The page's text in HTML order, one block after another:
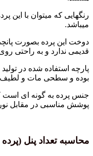
میتوان با این پرده سِت
بصورت پانچی بوده و
و به راحتی روی چوب
شده در تولید این پرده
مات و لطیف دارد.
گونه ای است که دیگر
در مقابل نور آفتاب
پنل (پرده پانچی)